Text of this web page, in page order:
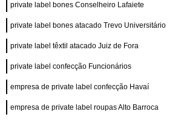
private label bones Conselheiro Lafaiete
private label bones atacado Trevo Universitário
private label têxtil atacado Juiz de Fora
private label confecção Funcionários
empresa de private label confecção Havaí
empresa de private label roupas Alto Barroca